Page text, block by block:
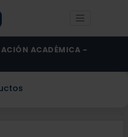
ACADÉMICA -